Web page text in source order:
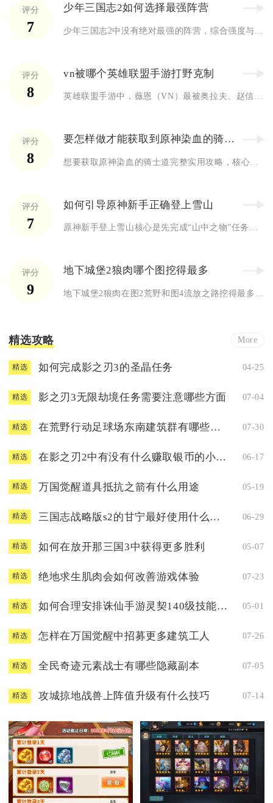
评分
7
少年三国志2如何选择最强阵营
评分
8
vn被哪个英雄联盟手游打野克制
英雄联盟手游中，薇恩（VN）最被奥拉夫、赵信、梦魇、卡兹克、...
评分
8
要怎样做才能获取到原神染血的骑士道
评分
7
如何引导原神新手正确登上雪山
原神新手登上雪山核心是先完成“山中之物”任务解封三块冰封碎片...
评分
9
地下城堡2狼肉哪个图挖得最多
精选攻略 More
精选 如何完成影之刃3的圣晶任务 04-25
精选 影之刃3无限劫境任务需要注意哪些方面 07-04
精选 在荒野行动足球场东南建筑群有哪些隐藏技巧 07-30
精选 在影之刃2中有没有什么赚取银币的小窍门 06-17
精选 万国觉醒道具抵抗之箭有什么用途 05-19
精选 三国志战略版s2的甘宁最好使用什么兵书 06-29
精选 如何在放开那三国3中获得更多胜利 05-07
精选 绝地求生肌肉会如何改善游戏体验 07-23
精选 如何合理安排诛仙手游灵契140级技能加点 05-01
精选 怎样在万国觉醒中招募更多建筑工人 07-26
精选 全民奇迹元素战士有哪些隐藏副本 07-05
精选 攻城掠地战兽上阵值升级有什么技巧 07-14